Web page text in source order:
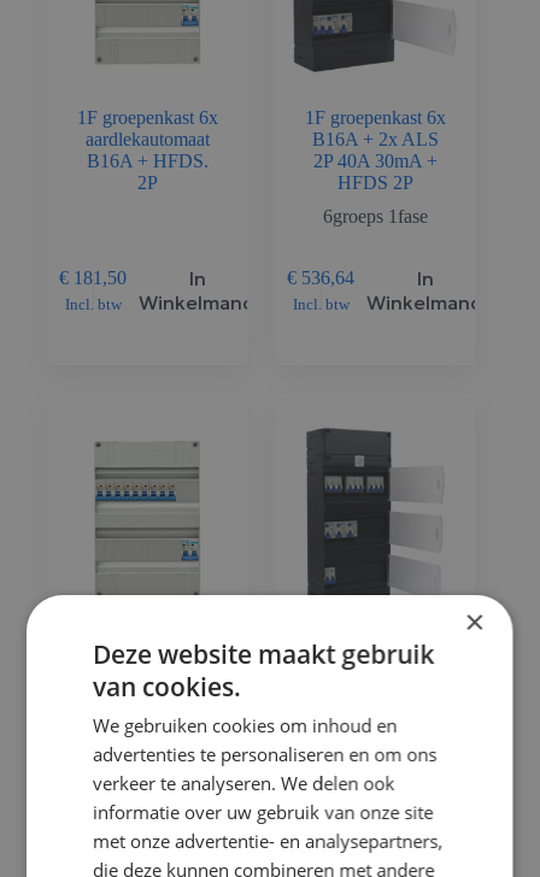
1F groepenkast 6x
aardlekautomaat
B16A + HFDS.
2P
€ 181,50
Incl. btw
In
Winkelmand
1F groepenkast 6x
B16A + 2x ALS
2P 40A 30mA +
HFDS 2P
6groeps 1fase
€ 536,64
Incl. btw
In
Winkelmand
1F groepenkast 9x
aardlekautomaat
B16A + HFDS.
2P
284,35
Incl. btw
In
Winkelmand
1F groepenkast 9x
B16A + 3x ALS
HFDS 2P
5901323090
€439,23
Incl. btw
In
Winkelmand
×
Deze website maakt gebruik
van cookies.
We gebruiken cookies om inhoud en
advertenties te personaliseren en om ons
verkeer te analyseren. We delen ook
informatie over uw gebruik van onze site
met onze advertentie- en analysepartners,
die deze kunnen combineren met andere